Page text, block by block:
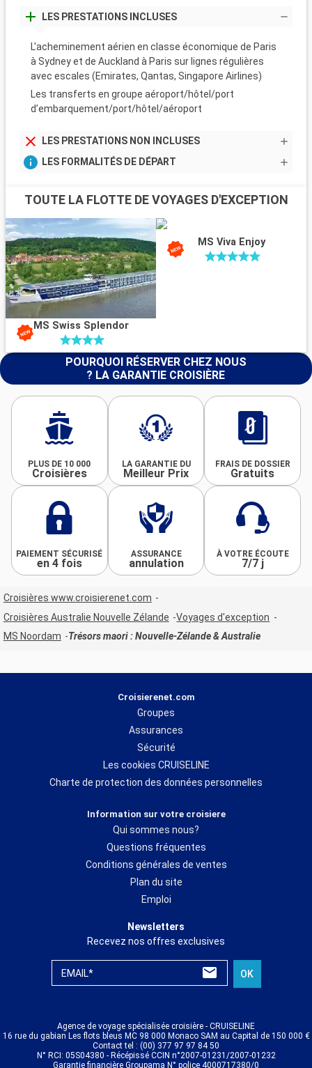
LES PRESTATIONS INCLUSES
L'acheminement aérien en classe économique de Paris
à Sydney et de Auckland à Paris sur lignes régulières
avec escales (Emirates, Qantas, Singapore Airlines)
Les transferts en groupe aéroport/hôtel/port
d’embarquement/port/hôtel/aéroport
LES PRESTATIONS NON INCLUSES
LES FORMALITÉS DE DÉPART
TOUTE LA FLOTTE DE VOYAGES D'EXCEPTION
MS Swiss Splendor
MS Viva Enjoy
POURQUOI RÉSERVER CHEZ NOUS
? LA GARANTIE CROISIÈRE
PLUS DE 10 000
Croisières
LA GARANTIE DU
Meilleur Prix
FRAIS DE DOSSIER
Gratuits
PAIEMENT SÉCURISÉ
en 4 fois
ASSURANCE
annulation
À VOTRE ÉCOUTE
7/7 j
Croisières www.croisierenet.com
Croisières Australie Nouvelle Zélande
Voyages d'exception
MS Noordam
Trésors maori : Nouvelle-Zélande & Australie
Croisierenet.com
Groupes
Assurances
Sécurité
Les cookies CRUISELINE
Charte de protection des données personnelles
Information sur votre croisiere
Qui sommes nous?
Questions fréquentes
Conditions générales de ventes
Plan du site
Emploi
Newsletters
Recevez nos offres exclusives
EMAIL* OK
Agence de voyage spécialisée croisière - CRUISELINE
16 rue du gabian Les flots bleus MC 98 000 Monaco SAM au Capital de 150 000 €
Contact tel : (00) 377 97 97 84 50
N° RCI: 05S04380 - Récépissé CCIN n°2007-01231/2007-01232
Garantie financière Groupama N° police 4000717380/0